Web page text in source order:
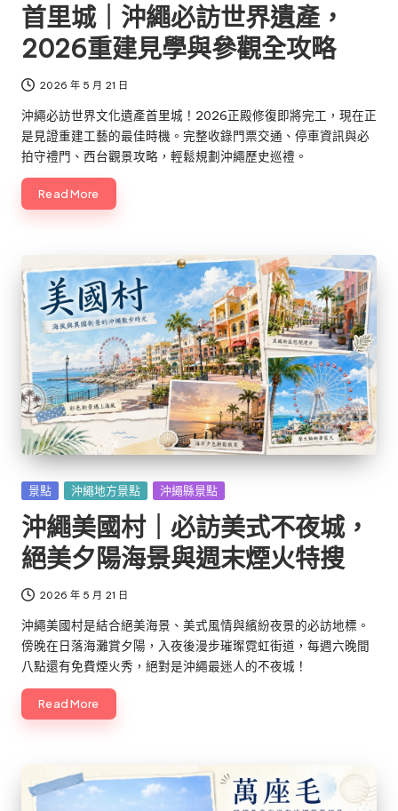
首里城｜沖繩必訪世界遺產，
2026重建見學與參觀全攻略
2026 年 5 月 21 日
沖繩必訪世界文化遺產首里城！2026正殿修復即將完工，現在正
是見證重建工藝的最佳時機。完整收錄門票交通、停車資訊與必
拍守禮門、西台觀景攻略，輕鬆規劃沖繩歷史巡禮。
Read More
Posted
景點 沖繩地方景點 沖繩縣景點
沖繩美國村｜必訪美式不夜城，
絕美夕陽海景與週末煙火特搜
2026 年 5 月 21 日
沖繩美國村是結合絕美海景、美式風情與繽紛夜景的必訪地標。
傍晚在日落海灘賞夕陽，入夜後漫步璀璨霓虹街道，每週六晚間
八點還有免費煙火秀，絕對是沖繩最迷人的不夜城！
Read More